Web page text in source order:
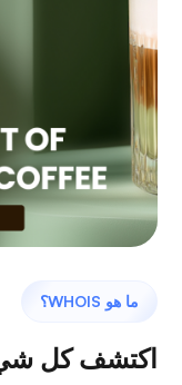
ما هو WHOIS؟
اكتشف كل